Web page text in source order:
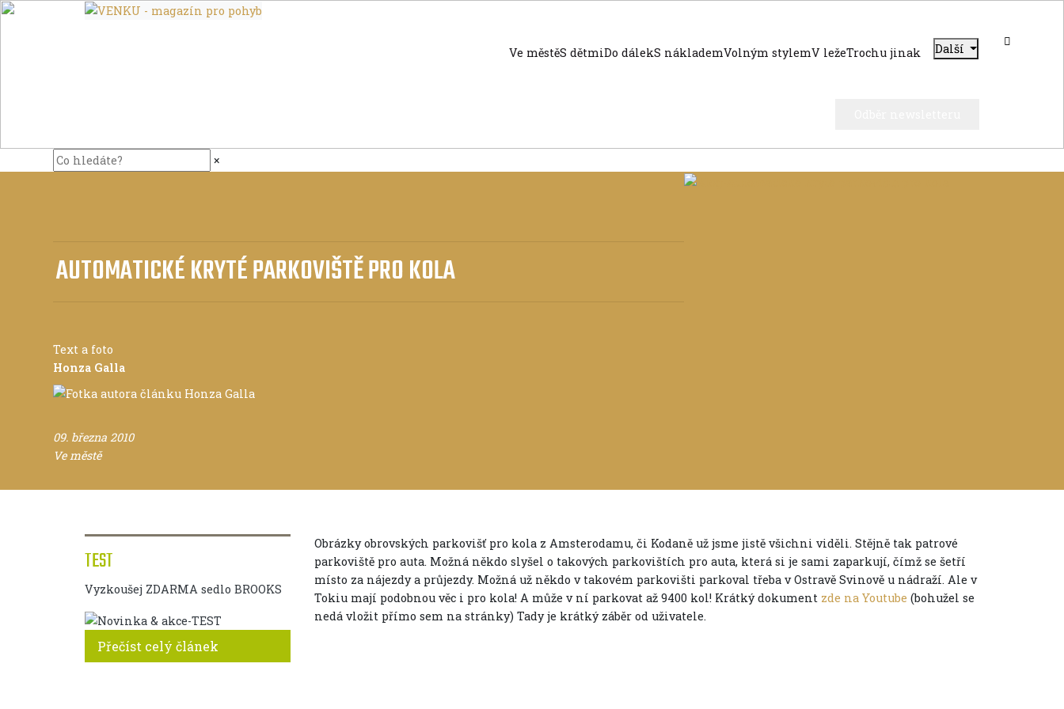
Ve městěS dětmiDo dálekS náklademVolným stylemV ležeTrochu jinak Další
×
AUTOMATICKÉ KRYTÉ PARKOVIŠTĚ PRO KOLA
Text a foto
Honza Galla
09. března 2010
Ve městě
TEST
Vyzkoušej ZDARMA sedlo BROOKS
Přečíst celý článek
Obrázky obrovských parkovišť pro kola z Amsterodamu, či Kodaně už jsme jistě všichni viděli. Stějně tak patrové
parkoviště pro auta. Možná někdo slyšel o takových parkovištích pro auta, která si je sami zaparkují, čímž se šetří
místo za nájezdy a průjezdy. Možná už někdo v takovém parkovišti parkoval třeba v Ostravě Svinově u nádraží. Ale v
Tokiu mají podobnou věc i pro kola! A může v ní parkovat až 9400 kol! Krátký dokument zde na Youtube (bohužel se
nedá vložit přímo sem na stránky) Tady je krátký záběr od uživatele.